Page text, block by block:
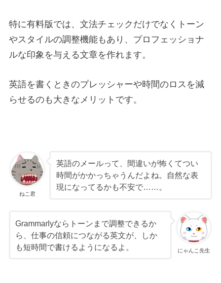
特に有料版では、文法チェックだけでなくトーン
やスタイルの調整機能もあり、プロフェッショナ
ルな印象を与える文章を作れます。
英語を書くときのプレッシャーや時間のロスを減
らせるのも大きなメリットです。
ねこ君
英語のメールって、間違いが怖くてつい
時間がかかっちゃうんだよね。自然な表
現になってるかも不安で……。
にゃんこ先生
Grammarlyならトーンまで調整できるか
ら、仕事の信頼につながる英文が、しか
も短時間で書けるようになるよ。